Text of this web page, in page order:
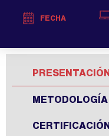
FECHA
PRESENTACIÓN
METODOLOGÍA
CERTIFICACIÓN